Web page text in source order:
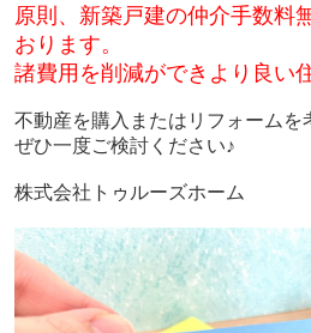
原則、新築戸建の仲介手数料
おります。
諸費用を削減ができ より良い
不動産を購入またはリフォームを
ぜひ一度ご検討ください♪
株式会社トゥルーズホーム